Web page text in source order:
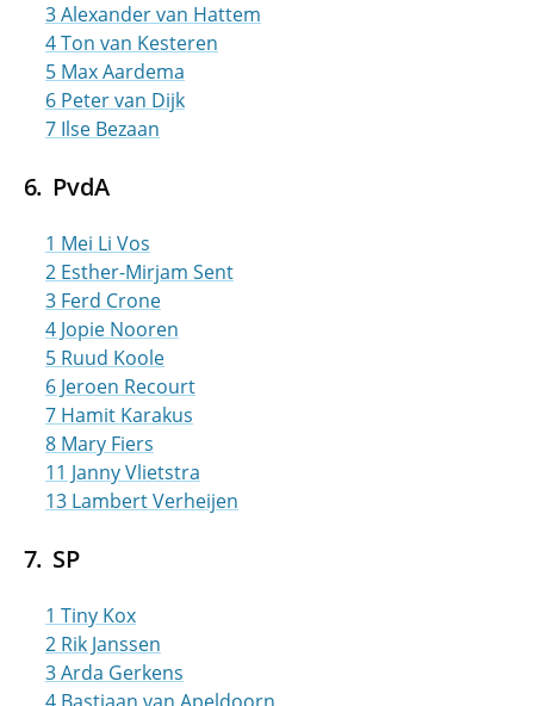
3 Alexander van Hattem
4 Ton van Kesteren
5 Max Aardema
6 Peter van Dijk
7 Ilse Bezaan
PvdA
1 Mei Li Vos
2 Esther-Mirjam Sent
3 Ferd Crone
4 Jopie Nooren
5 Ruud Koole
6 Jeroen Recourt
7 Hamit Karakus
8 Mary Fiers
11 Janny Vlietstra
13 Lambert Verheijen
SP
1 Tiny Kox
2 Rik Janssen
3 Arda Gerkens